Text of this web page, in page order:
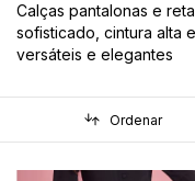
Calças pantalonas e
sofisticado, cintura alta
versáteis e elegantes
Ordenar